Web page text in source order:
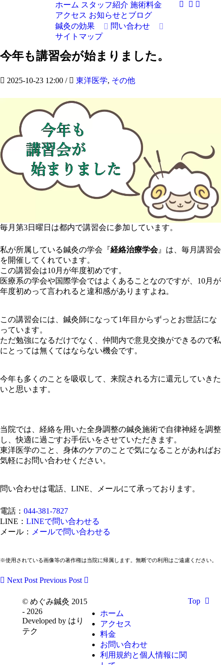
ホーム スタッフ紹介 施術料金
アクセス お知らせとブログ
鍼灸の効果
問い合わせ
サイトマップ
今年も講習会が始まりました。
2025-10-23 12:00 / 東洋医学, その他
毎月第3日曜日は都内で講習会に参加しています。
私が所属している鍼灸の学会『経絡治療学会』は、毎月講習会
を開催してくれています。
この講習会は10月が年度初めです。
医療系の学会や国際学会ではよくあることなのですが、10月が
年度初めって言われると違和感がありますよね。
この講習会には、鍼灸師になって1年目からずっとお世話にな
っています。
ただ勉強になるだけでなく、仲間内で意見交換ができるので私
にとっては無くてはならない機会です。
今年も多くのことを吸収して、来院される方に還元していきた
いと思います。
当院では、経絡を用いた全身調整の鍼灸施術で自律神経を調整
し、快適に過ごすお手伝いをさせていただきます。
東洋医学のこと、身体のケアのことで気になることがあればお
気軽にお問い合わせください。
問い合わせは電話、LINE、メールにて承っております。
電話： 044-381-7827
LINE： LINEで問い合わせる
メール：
メールで問い合わせる
※使用されている画像等の著作権は当院に帰属します。無断での利用はご遠慮ください。
Next Post Previous Post
© めぐみ鍼灸 2015
- 2026
Developed by はり
テク
ホーム
アクセス
料金
お問い合わせ
利用規約と個人情報に関
Top